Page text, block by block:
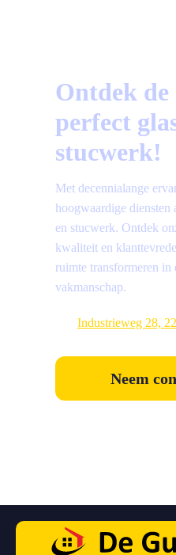
Ontdek
perfect
stucwerk!
Met decennialange
hoogwaardige diensten
en stucwerk. Ontdek
kwaliteit en
ruimte transformeren in
vakmanschap.
Industrieweg 28,
Neem